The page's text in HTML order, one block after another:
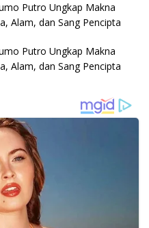
Putro Ungkap Makna
Alam, dan Sang Pencipta
Putro Ungkap Makna
Alam, dan Sang Pencipta